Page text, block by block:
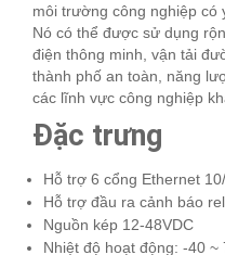
môi trường công nghiệp có
Nó có thể được sử dụng
điện thông minh, vận tải
thành phố an toàn, năng
các lĩnh vực công nghiệp
Đặc trưng
Hỗ trợ 6 cổng Ethernet
Hỗ trợ đầu ra cảnh báo
Nguồn kép 12-48VDC
Nhiệt độ hoạt động: -40